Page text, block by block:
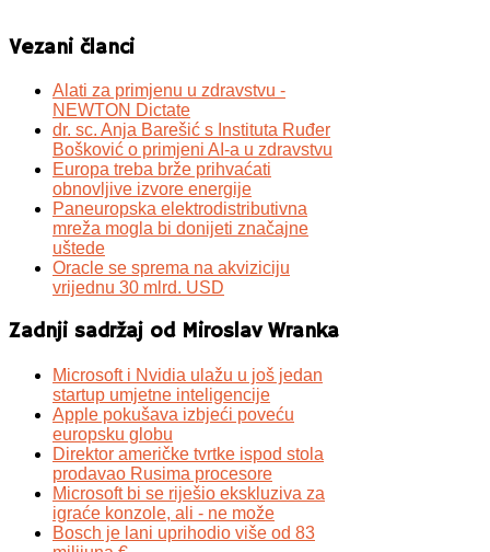
Vezani članci
Alati za primjenu u zdravstvu -
NEWTON Dictate
dr. sc. Anja Barešić s Instituta Ruđer
Bošković o primjeni AI-a u zdravstvu
Europa treba brže prihvaćati
obnovljive izvore energije
Paneuropska elektrodistributivna
mreža mogla bi donijeti značajne
uštede
Oracle se sprema na akviziciju
vrijednu 30 mlrd. USD
Zadnji sadržaj od Miroslav Wranka
Microsoft i Nvidia ulažu u još jedan
startup umjetne inteligencije
Apple pokušava izbjeći poveću
europsku globu
Direktor američke tvrtke ispod stola
prodavao Rusima procesore
Microsoft bi se riješio ekskluziva za
igraće konzole, ali - ne može
Bosch je lani uprihodio više od 83